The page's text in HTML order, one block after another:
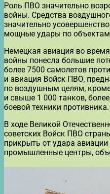
Роль ПВО значительно
войны. Средства
значительно
мощные удары по объектам
Немецкая авиация во
войны понесла большие
более 7500 самолетов
и авиация Войск ПВО,
по воздушным целям,
и свыше 1 000 танков,
боевой техники противника.
В ходе Великой
советских Войск ПВО
прикрыть от удара
промышленные центры,